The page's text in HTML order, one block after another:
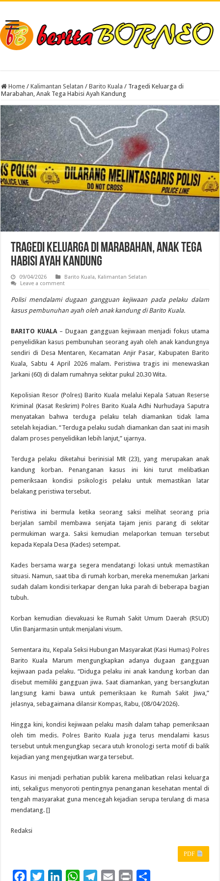
Home / Kalimantan Selatan / Barito Kuala / Tragedi Keluarga di
Marabahan, Anak Tega Habisi Ayah Kandung
Tragedi Keluarga di Marabahan, Anak Tega
Habisi Ayah Kandung
09/04/2026 Barito Kuala, Kalimantan Selatan
Leave a comment
Polisi mendalami dugaan gangguan kejiwaan pada pelaku dalam
kasus pembunuhan ayah oleh anak kandung di Barito Kuala.
BARITO KUALA – Dugaan gangguan kejiwaan menjadi fokus utama
penyelidikan kasus pembunuhan seorang ayah oleh anak kandungnya
sendiri di Desa Mentaren, Kecamatan Anjir Pasar, Kabupaten Barito
Kuala, Sabtu 4 April 2026 malam. Peristiwa tragis ini menewaskan
Jarkani (60) di dalam rumahnya sekitar pukul 20.30 Wita.
Kepolisian Resor (Polres) Barito Kuala melalui Kepala Satuan Reserse
Kriminal (Kasat Reskrim) Polres Barito Kuala Adhi Nurhudaya Saputra
menyatakan bahwa terduga pelaku telah diamankan tidak lama
setelah kejadian. “Terduga pelaku sudah diamankan dan saat ini masih
dalam proses penyelidikan lebih lanjut,” ujarnya.
Terduga pelaku diketahui berinisial MR (23), yang merupakan anak
kandung korban. Penanganan kasus ini kini turut melibatkan
pemeriksaan kondisi psikologis pelaku untuk memastikan latar
belakang peristiwa tersebut.
Peristiwa ini bermula ketika seorang saksi melihat seorang pria
berjalan sambil membawa senjata tajam jenis parang di sekitar
permukiman warga. Saksi kemudian melaporkan temuan tersebut
kepada Kepala Desa (Kades) setempat.
Kades bersama warga segera mendatangi lokasi untuk memastikan
situasi. Namun, saat tiba di rumah korban, mereka menemukan Jarkani
sudah dalam kondisi terkapar dengan luka parah di beberapa bagian
tubuh.
Korban kemudian dievakuasi ke Rumah Sakit Umum Daerah (RSUD)
Ulin Banjarmasin untuk menjalani visum.
Sementara itu, Kepala Seksi Hubungan Masyarakat (Kasi Humas) Polres
Barito Kuala Marum mengungkapkan adanya dugaan gangguan
kejiwaan pada pelaku. “Diduga pelaku ini anak kandung korban dan
disebut memiliki gangguan jiwa. Saat diamankan, yang bersangkutan
langsung kami bawa untuk pemeriksaan ke Rumah Sakit Jiwa,”
jelasnya, sebagaimana dilansir Kompas, Rabu, (08/04/2026).
Hingga kini, kondisi kejiwaan pelaku masih dalam tahap pemeriksaan
oleh tim medis. Polres Barito Kuala juga terus mendalami kasus
tersebut untuk mengungkap secara utuh kronologi serta motif di balik
kejadian yang mengejutkan warga tersebut.
Kasus ini menjadi perhatian publik karena melibatkan relasi keluarga
inti, sekaligus menyoroti pentingnya penanganan kesehatan mental di
tengah masyarakat guna mencegah kejadian serupa terulang di masa
mendatang. []
Redaksi
PDF
W